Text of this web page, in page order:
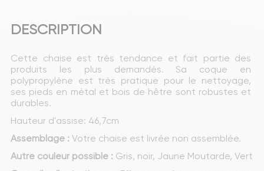
DESCRIPTION
Cette chaise est très tendance et fait partie des
produits les plus demandés. Sa coque en
polypropylène est très pratique pour le nettoyage,
ses pieds en métal et bois de hêtre sont robustes et
durables.
Hauteur d'assise: 46,7cm
Assemblage : Votre chaise est livrée non assemblée.
Autre couleur possible : Gris, noir, Jaune Moutarde, Vert